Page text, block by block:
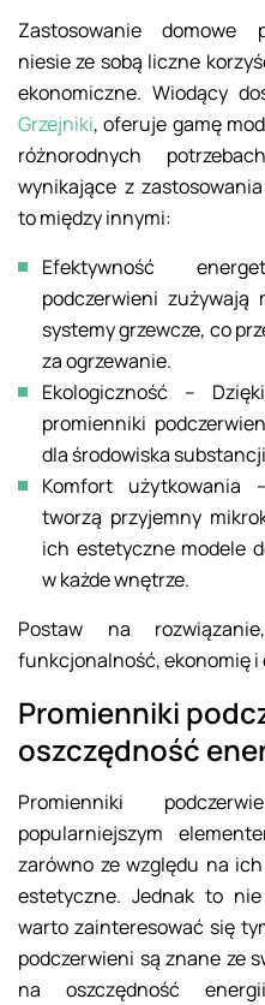
Zastosowanie domowe
niesie ze sobą liczne
ekonomiczne. Wiodący
Grzejniki, oferuje gamę
różnorodnych
wynikające z
to między innymi:
Efektywność
podczerwieni
systemy grzewcze, co
za ogrzewanie.
Ekologiczność –
promienniki
dla środowiska
Komfort użytkowania
tworzą przyjemny
ich estetyczne modele
w każde wnętrze.
Postaw na
funkcjonalność, ekonomię i
Promienniki
oszczędność
Promienniki
popularniejszym
zarówno ze względu na
estetyczne. Jednak to
warto zainteresować się
podczerwieni są znane ze
na oszczędność